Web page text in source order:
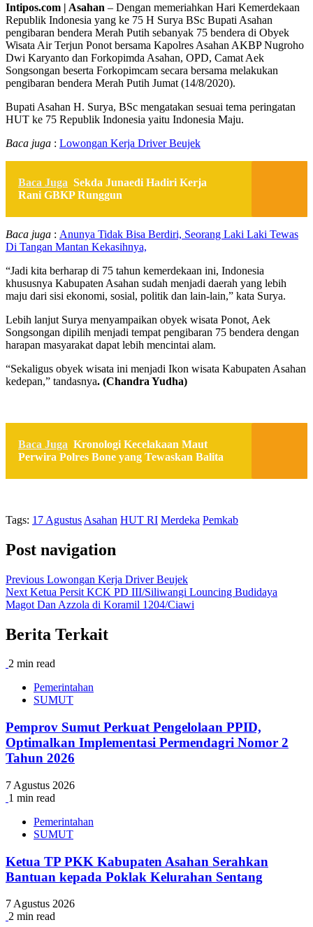
Intipos.com | Asahan – Dengan memeriahkan Hari Kemerdekaan
Republik Indonesia yang ke 75 H Surya BSc Bupati Asahan
pengibaran bendera Merah Putih sebanyak 75 bendera di Obyek
Wisata Air Terjun Ponot bersama Kapolres Asahan AKBP Nugroho
Dwi Karyanto dan Forkopimda Asahan, OPD, Camat Aek
Songsongan beserta Forkopimcam secara bersama melakukan
pengibaran bendera Merah Putih Jumat (14/8/2020).
Bupati Asahan H. Surya, BSc mengatakan sesuai tema peringatan
HUT ke 75 Republik Indonesia yaitu Indonesia Maju.
Baca juga : Lowongan Kerja Driver Beujek
Baca Juga Sekda Junaedi Hadiri Kerja
Rani GBKP Runggun
Baca juga : Anunya Tidak Bisa Berdiri, Seorang Laki Laki Tewas
Di Tangan Mantan Kekasihnya,
“Jadi kita berharap di 75 tahun kemerdekaan ini, Indonesia
khususnya Kabupaten Asahan sudah menjadi daerah yang lebih
maju dari sisi ekonomi, sosial, politik dan lain-lain,” kata Surya.
Lebih lanjut Surya menyampaikan obyek wisata Ponot, Aek
Songsongan dipilih menjadi tempat pengibaran 75 bendera dengan
harapan masyarakat dapat lebih mencintai alam.
“Sekaligus obyek wisata ini menjadi Ikon wisata Kabupaten Asahan
kedepan,” tandasnya. (Chandra Yudha)
Baca Juga Kronologi Kecelakaan Maut
Perwira Polres Bone yang Tewaskan Balita
Tags: 17 Agustus Asahan HUT RI Merdeka Pemkab
Post navigation
Previous Lowongan Kerja Driver Beujek
Next Ketua Persit KCK PD III/Siliwangi Louncing Budidaya
Magot Dan Azzola di Koramil 1204/Ciawi
Berita Terkait
2 min read
Pemerintahan
SUMUT
Pemprov Sumut Perkuat Pengelolaan PPID,
Optimalkan Implementasi Permendagri Nomor 2
Tahun 2026
7 Agustus 2026
1 min read
Pemerintahan
SUMUT
Ketua TP PKK Kabupaten Asahan Serahkan
Bantuan kepada Poklak Kelurahan Sentang
7 Agustus 2026
2 min read